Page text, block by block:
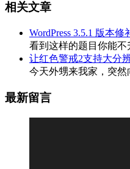
相关文章
WordPress 3.5.1 版本
看到这样的题目你能不
让红色警戒2支持大分
今天外甥来我家，突然
最新留言